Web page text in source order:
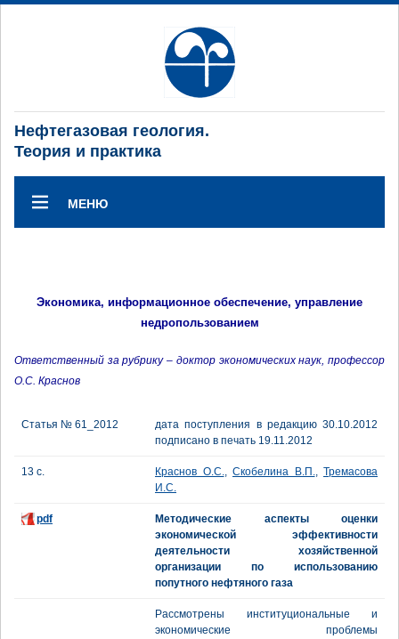
Нефтегазовая геология.
Теория и практика
МЕНЮ
Экономика, информационное обеспечение, управление
недропользованием
Ответственный за рубрику – доктор экономических наук, профессор
О.С. Краснов
Статья № 61_2012
дата поступления в редакцию 30.10.2012
подписано в печать 19.11.2012
13 с. Краснов О.С., Скобелина В.П., Тремасова
И.С.
pdf
Методические аспекты оценки
экономической эффективности
деятельности хозяйственной
организации по использованию
попутного нефтяного газа
Рассмотрены институциональные и
экономические проблемы